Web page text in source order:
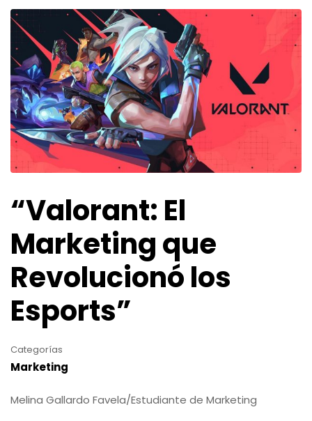
“Valorant: El
Marketing que
Revolucionó los
Esports”
Categorías
Marketing
Melina Gallardo Favela/Estudiante de Marketing